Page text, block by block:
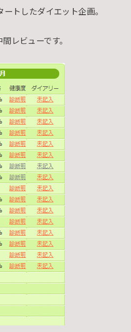
トしたダイエット企画。
レビューです。